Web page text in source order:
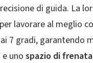
di guida. La
lavorare al meglio
7 gradi, garantendo
uno spazio di frenata